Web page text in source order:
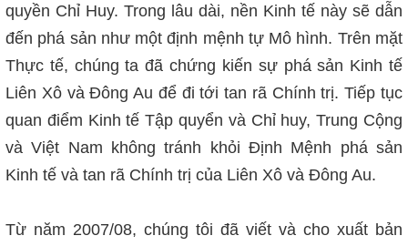
quyền Chỉ Huy. Trong lâu dài, nền Kinh tế này sẽ dẫn
đến phá sản như một định mệnh tự Mô hình. Trên mặt
Thực tế, chúng ta đã chứng kiến sự phá sản Kinh tế
Liên Xô và Đông Au để đi tới tan rã Chính trị. Tiếp tục
quan điểm Kinh tế Tập quyển và Chỉ huy, Trung Cộng
và Việt Nam không tránh khỏi Định Mệnh phá sản
Kinh tế và tan rã Chính trị của Liên Xô và Đông Au.
Từ năm 2007/08, chúng tôi đã viết và cho xuất bản